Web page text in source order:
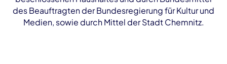
des Beauftragten der Bundesregierung für Kultur und
Medien, sowie durch Mittel der Stadt Chemnitz.